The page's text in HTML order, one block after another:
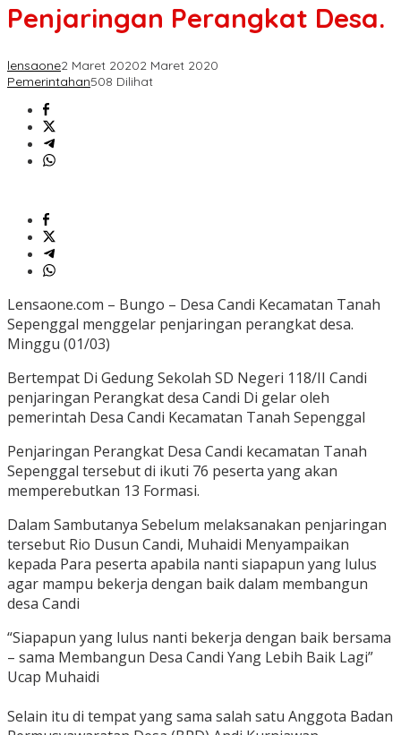
Penjaringan Perangkat Desa.
lensaone2 Maret 20202 Maret 2020
Pemerintahan508 Dilihat
Lensaone.com – Bungo – Desa Candi Kecamatan Tanah
Sepenggal menggelar penjaringan perangkat desa.
Minggu (01/03)
Bertempat Di Gedung Sekolah SD Negeri 118/II Candi
penjaringan Perangkat desa Candi Di gelar oleh
pemerintah Desa Candi Kecamatan Tanah Sepenggal
Penjaringan Perangkat Desa Candi kecamatan Tanah
Sepenggal tersebut di ikuti 76 peserta yang akan
memperebutkan 13 Formasi.
Dalam Sambutanya Sebelum melaksanakan penjaringan
tersebut Rio Dusun Candi, Muhaidi Menyampaikan
kepada Para peserta apabila nanti siapapun yang lulus
agar mampu bekerja dengan baik dalam membangun
desa Candi
“Siapapun yang lulus nanti bekerja dengan baik bersama
– sama Membangun Desa Candi Yang Lebih Baik Lagi”
Ucap Muhaidi
Selain itu di tempat yang sama salah satu Anggota Badan